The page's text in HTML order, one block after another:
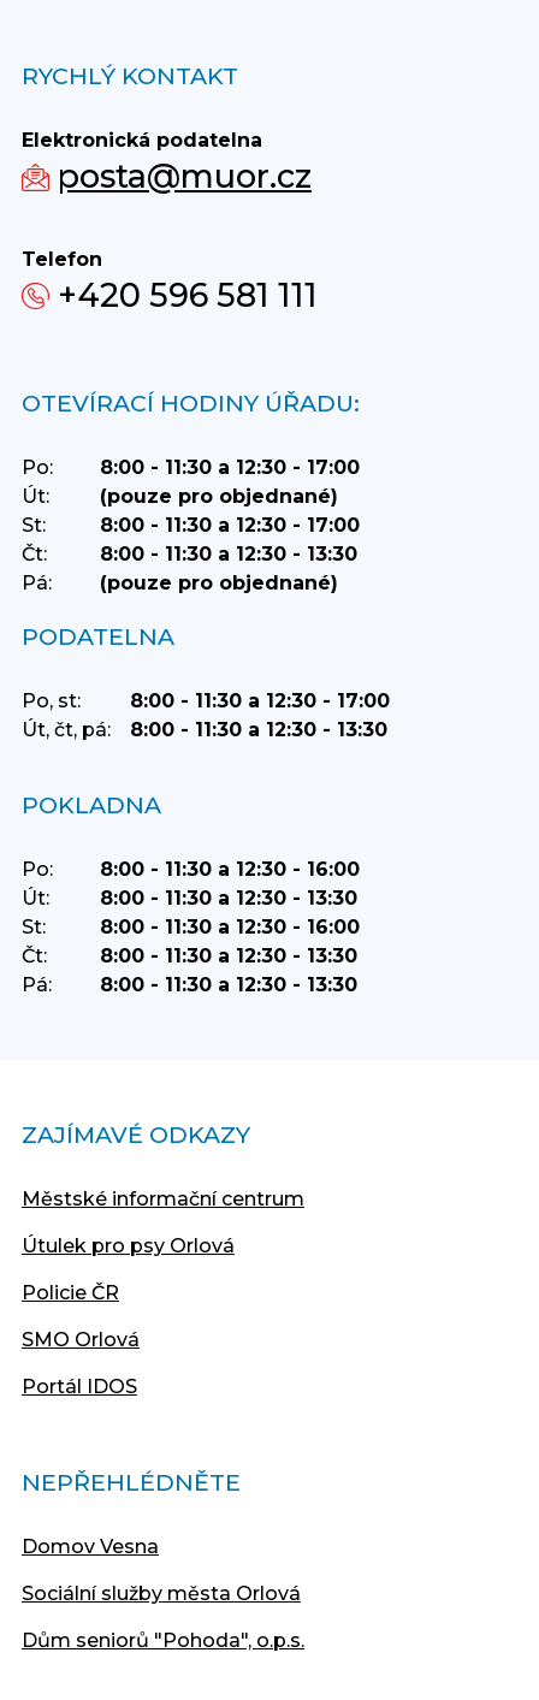
RYCHLÝ KONTAKT
Elektronická podatelna
posta@muor.cz
Telefon
+420 596 581 111
OTEVÍRACÍ HODINY ÚŘADU:
Po:
8:00 - 11:30 a 12:30 - 17:00
Út:
(pouze pro objednané)
St:
8:00 - 11:30 a 12:30 - 17:00
Čt:
8:00 - 11:30 a 12:30 - 13:30
Pá:
(pouze pro objednané)
PODATELNA
Po, st:
8:00 - 11:30 a 12:30 - 17:00
Út, čt, pá:
8:00 - 11:30 a 12:30 - 13:30
POKLADNA
Po:
8:00 - 11:30 a 12:30 - 16:00
Út:
8:00 - 11:30 a 12:30 - 13:30
St:
8:00 - 11:30 a 12:30 - 16:00
Čt:
8:00 - 11:30 a 12:30 - 13:30
Pá:
8:00 - 11:30 a 12:30 - 13:30
ZAJÍMAVÉ ODKAZY
Městské informační centrum
Útulek pro psy Orlová
Policie ČR
SMO Orlová
Portál IDOS
NEPŘEHLÉDNĚTE
Domov Vesna
Sociální služby města Orlová
Dům seniorů "Pohoda", o.p.s.